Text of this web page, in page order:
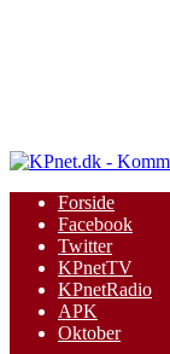
Forside
Facebook
Twitter
KPnetTV
KPnetRadio
APK
Oktober